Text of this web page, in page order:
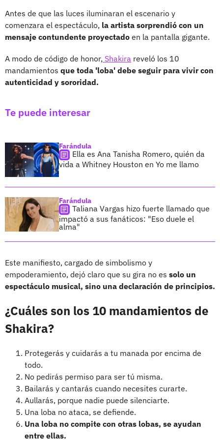
Antes de que las luces iluminaran el escenario y
comenzara el espectáculo, la artista sorprendió con un
mensaje contundente proyectado en la pantalla gigante.
A modo de código de honor, Shakira reveló los 10
mandamientos que toda 'loba' debe seguir para vivir con
autenticidad y sororidad.
Te puede interesar
Farándula
Ella es Ana Tanisha Romero, quién da
vida a Whitney Houston en Yo me llamo
Farándula
Taliana Vargas hizo fuerte llamado que
impactó a sus fanáticos: "Eso duele el
alma"
Este manifiesto, cargado de simbolismo y
empoderamiento, dejó claro que su gira no es solo un
espectáculo musical, sino una declaración de principios.
¿Cuáles son los 10 mandamientos de
Shakira?
Protegerás y cuidarás a tu manada por encima de
todo.
No pedirás permiso para ser tú misma.
Bailarás y cantarás cuando necesites curarte.
Aullarás, porque nadie puede silenciarte.
Una loba no ataca, se defiende.
Una loba no compite con otras lobas, se ayudan
entre ellas.